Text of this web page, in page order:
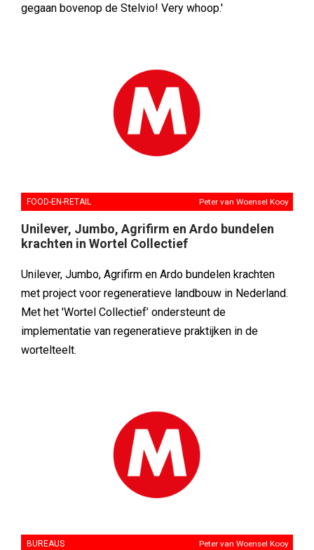
gegaan bovenop de Stelvio! Very whoop.'
FOOD-EN-RETAIL Peter van Woensel Kooy
Unilever, Jumbo, Agrifirm en Ardo bundelen
krachten in Wortel Collectief
Unilever, Jumbo, Agrifirm en Ardo bundelen krachten
met project voor regeneratieve landbouw in Nederland.
Met het 'Wortel Collectief’ ondersteunt de
implementatie van regeneratieve praktijken in de
wortelteelt.
BUREAUS Peter van Woensel Kooy